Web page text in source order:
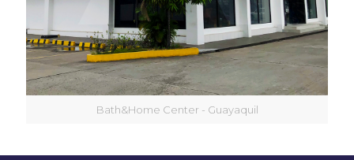
Bath&Home Center - Guayaquil